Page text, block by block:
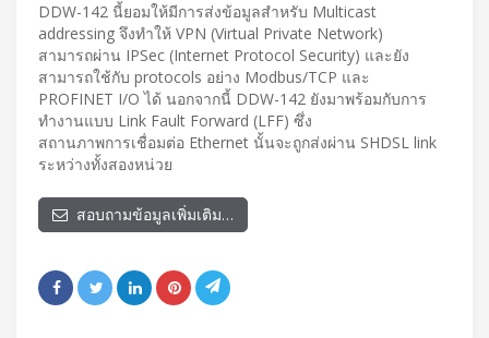
DDW-142 นี้ยอมให้มีการส่งข้อมูลสำหรับ Multicast
addressing จึงทำให้ VPN (Virtual Private Network)
สามารถผ่าน IPSec (Internet Protocol Security) และยัง
สามารถใช้กับ protocols อย่าง Modbus/TCP และ
PROFINET I/O ได้ นอกจากนี้ DDW-142 ยังมาพร้อมกับการ
ทำงานแบบ Link Fault Forward (LFF) ซึ่ง
สถานภาพการเชื่อมต่อ Ethernet นั้นจะถูกส่งผ่าน SHDSL link
ระหว่างทั้งสองหน่วย
สอบถามข้อมูลเพิ่มเติม…